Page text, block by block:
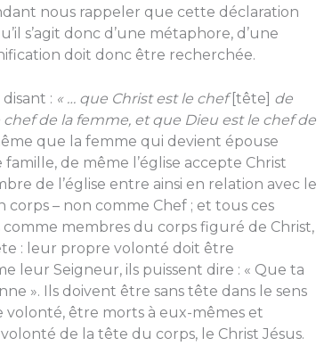
nous rappeler que cette déclaration
s’agit donc d’une métaphore, d’une
doit donc être recherchée.
: « … que Christ est le chef[tête] de
de la femme, et que Dieu est le chef de
que la femme qui devient épouse
de même l’église accepte Christ
de l’église entre ainsi en relation avec le
– non comme Chef ; et tous ces
membres du corps figuré de Christ,
: leur propre volonté doit être
leur Seigneur, ils puissent dire : « Que ta
». Ils doivent être sans tête dans le sens
être morts à eux-mêmes et
de la tête du corps, le Christ Jésus.